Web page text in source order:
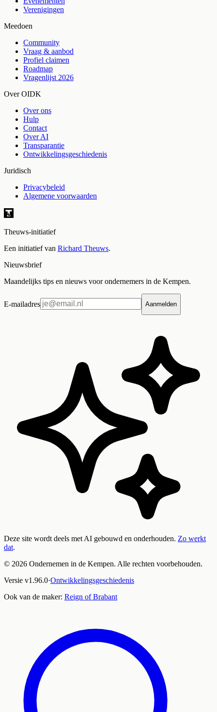
Verenigingen
Meedoen
Community
Vraag & aanbod
Profiel claimen
Roadmap
Vragenlijst 2026
Over OIDK
Over ons
Hulp
Contact
Over AI
Transparantie
Ontwikkelingsgeschiedenis
Juridisch
Privacybeleid
Algemene voorwaarden
Theuws-initiatief
Een initiatief van Richard Theuws.
Nieuwsbrief
Maandelijks tips en nieuws voor ondernemers in de Kempen.
E-mailadres Aanmelden
Deze site wordt deels met AI gebouwd en onderhouden. Zo werkt
dat.
© 2026 Ondernemen in de Kempen. Alle rechten voorbehouden.
Versie v1.96.0·Ontwikkelingsgeschiedenis
Ook van de maker: Reign of Brabant